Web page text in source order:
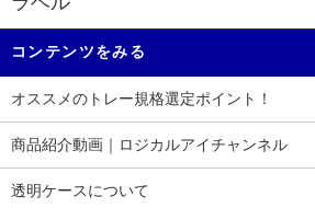
コンテンツをみる
オススメのトレー規格選定ポイント！
商品紹介動画｜ロジカルアイチャンネル
透明ケースについて